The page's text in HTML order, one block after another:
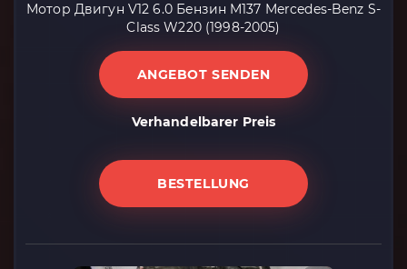
Мотор Двигун V12 6.0 Бензин M137 Mercedes-Benz S-
Class W220 (1998-2005)
ANGEBOT SENDEN
Verhandelbarer Preis
BESTELLUNG